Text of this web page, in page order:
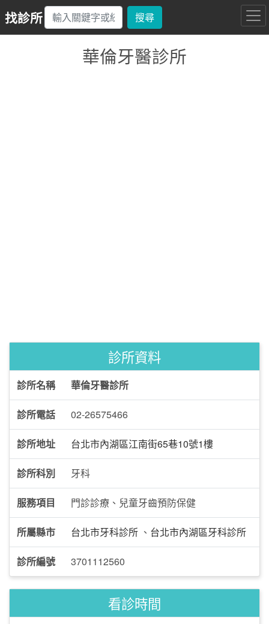
找診所 搜尋
華倫牙醫診所
診所資料
診所名稱 華倫牙醫診所
診所電話 02-26575466
診所地址 台北市內湖區江南街65巷10號1樓
診所科別 牙科
服務項目 門診診療、兒童牙齒預防保健
所屬縣市 台北市牙科診所 、 台北市內湖區牙科診所
診所編號 3701112560
看診時間